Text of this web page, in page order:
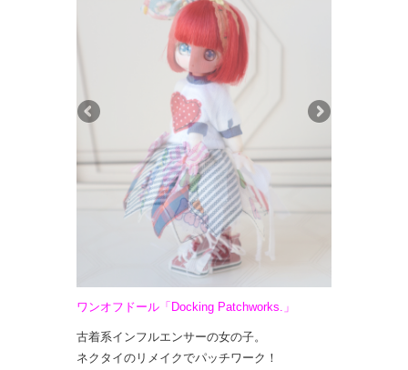
ワンオフドール「Docking Patchworks.」
古着系インフルエンサーの女の子。
ネクタイのリメイクでパッチワーク！